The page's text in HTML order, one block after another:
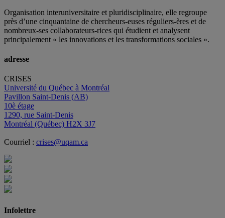
Organisation interuniversitaire et pluridisciplinaire, elle regroupe
près d’une cinquantaine de chercheurs-euses réguliers-ères et de
nombreux-ses collaborateurs-rices qui étudient et analysent
principalement « les innovations et les transformations sociales ».
adresse
CRISES
Université du Québec à Montréal
Pavillon Saint-Denis (AB)
10è étage
1290, rue Saint-Denis
Montréal (Québec) H2X 3J7
Courriel : crises@uqam.ca
Infolettre